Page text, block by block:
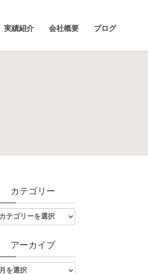
実績紹介 会社概要 ブログ
カテゴリー
アーカイブ